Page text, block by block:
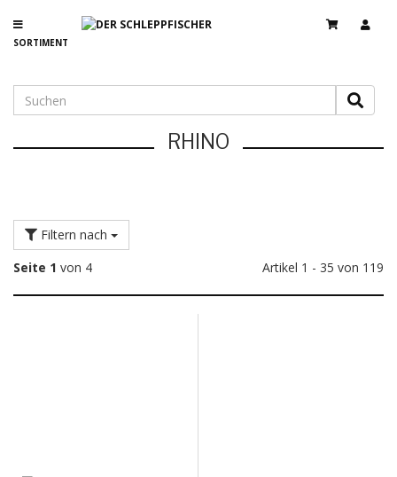
SORTIMENT
RHINO
Filtern nach
Seite 1 von 4 Artikel 1 - 35 von 119